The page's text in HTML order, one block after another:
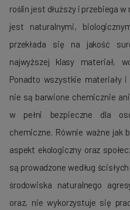
roślin jest dłuższy i przebiega
jest naturalnymi,
przekłada się na jakość
najwyższej klasy materiał,
Ponadto wszystkie materiały
nie są barwione chemicznie
w pełni bezpieczne dla
chemiczne. Równie ważne jak
aspekt ekologiczny oraz
są prowadzone według
środowiska naturalnego
oraz, nie wykorzystuje się